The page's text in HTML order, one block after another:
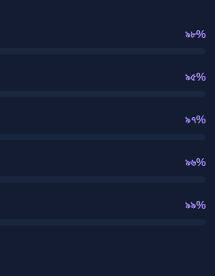
৯৮%
৯৫%
৯৭%
৯৬%
৯৯%